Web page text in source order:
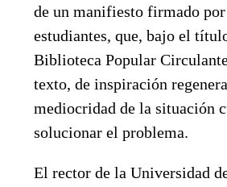
de un manifiesto firmado
estudiantes, que, bajo el
Biblioteca Popular
texto, de inspiración
mediocridad de la situación
solucionar el problema.
El rector de la Universidad